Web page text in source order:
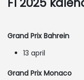
Grand Prix Bahrein
13 april
Grand Prix Monaco